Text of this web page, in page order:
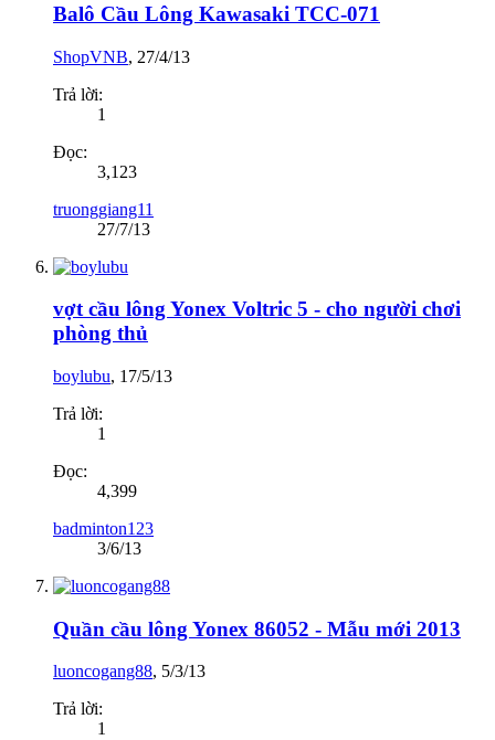
Balô Cầu Lông Kawasaki TCC-071
ShopVNB, 27/4/13
Trả lời:
1
Đọc:
3,123
truonggiang11
27/7/13
vợt cầu lông Yonex Voltric 5 - cho người chơi
phòng thủ
boylubu, 17/5/13
Trả lời:
1
Đọc:
4,399
badminton123
3/6/13
Quần cầu lông Yonex 86052 - Mẫu mới 2013
luoncogang88, 5/3/13
Trả lời:
1